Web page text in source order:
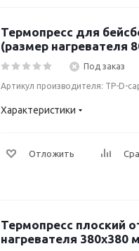
Термопресс для
(размер нагревателя
Под заказ
Артикул производителя: TP-D-
Характеристики
Отложить
Термопресс плоский
нагревателя 380х380